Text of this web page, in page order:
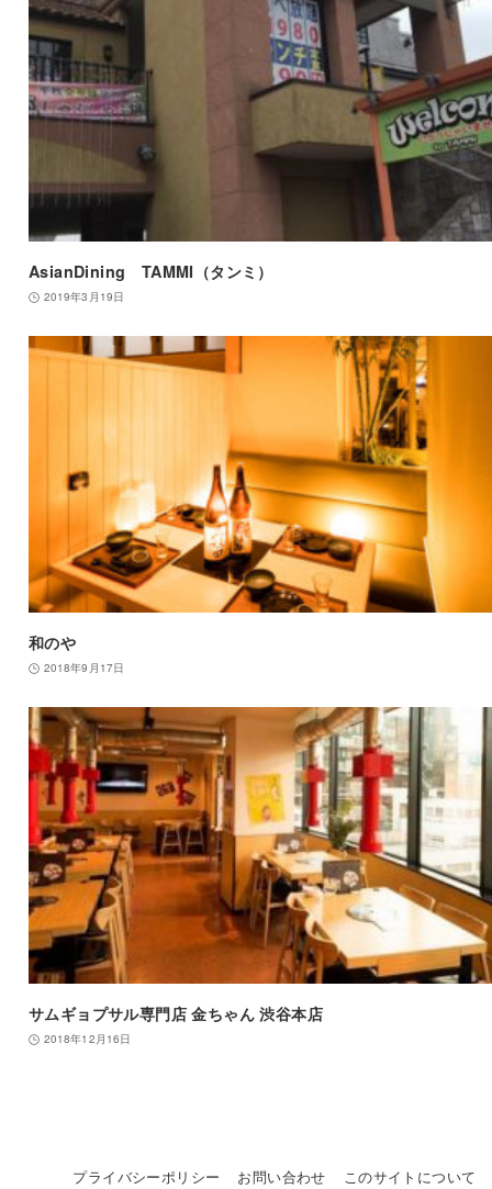
AsianDining TAMMI（タンミ）
2019年3月19日
和のや
2018年9月17日
サムギョプサル専門店 金ちゃん 渋谷本店
2018年12月16日
プライバシーポリシー お問い合わせ
このサイトについて